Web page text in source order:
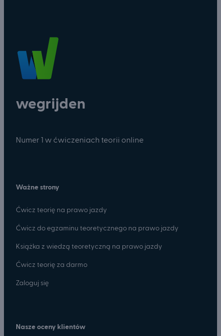
wegrijden
Numer 1 w ćwiczeniach teorii online
Ważne strony
Ćwicz teorię na prawo jazdy
Ćwicz do egzaminu teoretycznego na prawo jazdy
Książka z wiedzą teoretyczną na prawo jazdy
Ćwicz teorię za darmo
Zaloguj się
Nasze oceny klientów